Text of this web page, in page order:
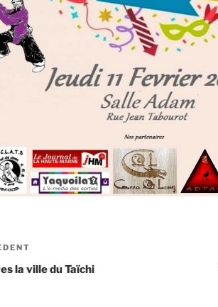
la ville du Taïchi